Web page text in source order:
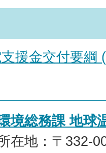
援金交付要綱
境総務課 地球
在地：〒332-